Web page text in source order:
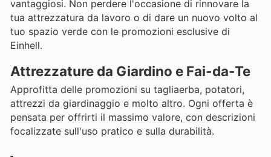
vantaggiosi. Non perdere l'occasione di rinnovare la
tua attrezzatura da lavoro o di dare un nuovo volto al
tuo spazio verde con le promozioni esclusive di
Einhell.
Attrezzature da Giardino e Fai-da-Te
Approfitta delle promozioni su tagliaerba, potatori,
attrezzi da giardinaggio e molto altro. Ogni offerta è
pensata per offrirti il massimo valore, con descrizioni
focalizzate sull'uso pratico e sulla durabilità.